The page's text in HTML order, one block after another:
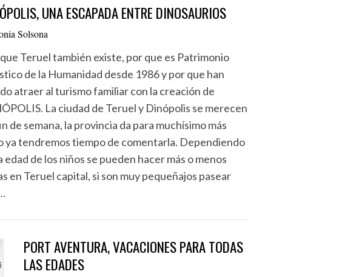
UNA ESCAPADA ENTRE DINOSAURIOS
Solsona
Teruel también existe, por que es Patrimonio
de la Humanidad desde 1986 y por que han
atraer al turismo familiar con la creación de
La ciudad de Teruel y Dinópolis se merecen
de semana, la provincia da para muchísimo más
ya tendremos tiempo de comentarla. Dependiendo
edad de los niños se pueden hacer más o menos
en Teruel capital, si son muy pequeñajos pasear
PORT AVENTURA, VACACIONES PARA TODAS
LAS EDADES